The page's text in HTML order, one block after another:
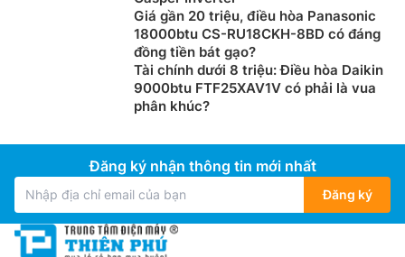
Giá gần 20 triệu, điều hòa Panasonic
18000btu CS-RU18CKH-8BD có đáng
đồng tiền bát gạo?
Tài chính dưới 8 triệu: Điều hòa Daikin
9000btu FTF25XAV1V có phải là vua
phân khúc?
Đăng ký nhận thông tin mới nhất
Đăng ký